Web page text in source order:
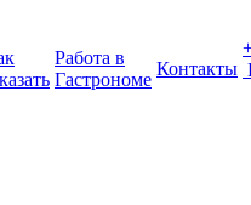
Работа в
Гастрономе
Контакты